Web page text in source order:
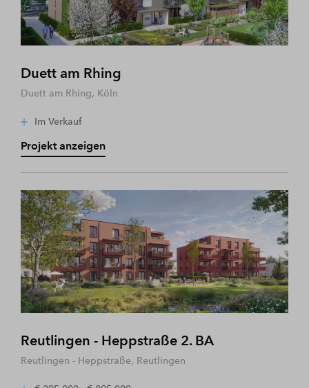
Duett am Rhing
Duett am Rhing, Köln
Im Verkauf
Projekt anzeigen
Reutlingen - Heppstraße 2. BA
Reutlingen - Heppstraße, Reutlingen